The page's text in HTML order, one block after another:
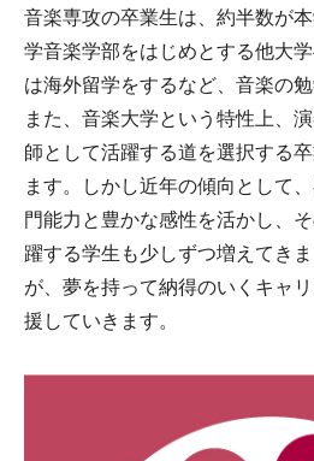
音楽専攻の卒業生は、約半数が
学音楽学部をはじめとする他大
は海外留学をするなど、音楽の
また、音楽大学という特性上、
師として活躍する道を選択する
ます。しかし近年の傾向として
門能力と豊かな感性を活かし、
躍する学生も少しずつ増えてき
が、夢を持って納得のいくキャ
援していきます。